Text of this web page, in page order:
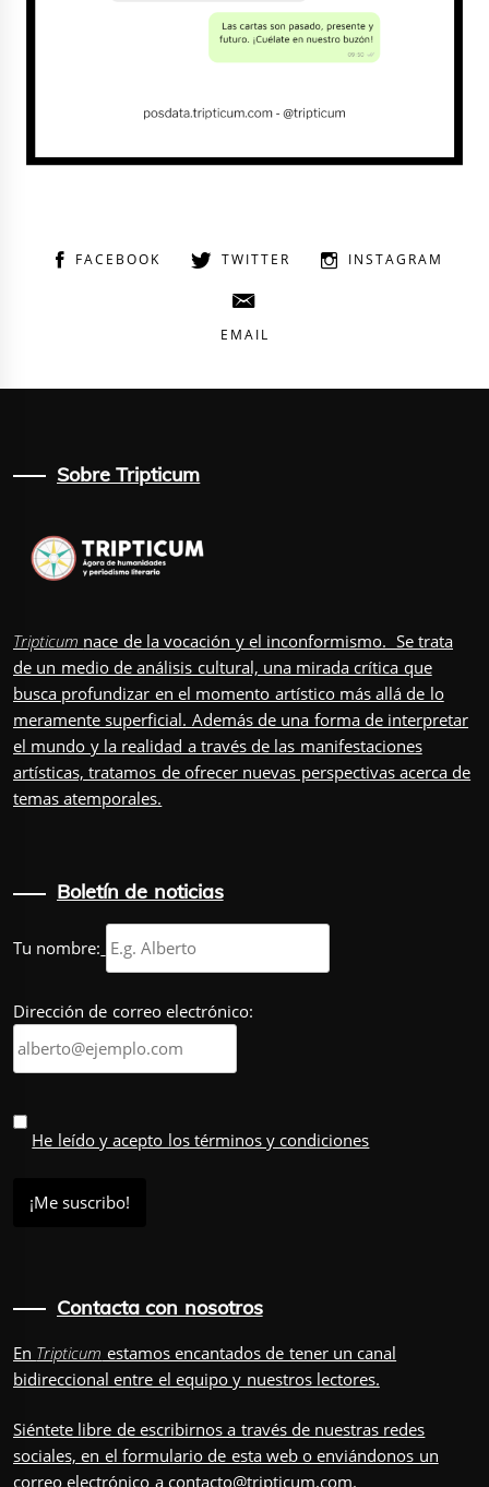
FACEBOOK TWITTER INSTAGRAM
EMAIL
Sobre Tripticum
Tripticum nace de la vocación y el inconformismo. Se trata
de un medio de análisis cultural, una mirada crítica que
busca profundizar en el momento artístico más allá de lo
meramente superficial. Además de una forma de interpretar
el mundo y la realidad a través de las manifestaciones
artísticas, tratamos de ofrecer nuevas perspectivas acerca de
temas atemporales.
Boletín de noticias
Tu nombre:
Dirección de correo electrónico:
He leído y acepto los términos y condiciones
Contacta con nosotros
En Tripticum estamos encantados de tener un canal
bidireccional entre el equipo y nuestros lectores.
Siéntete libre de escribirnos a través de nuestras redes
sociales, en el formulariode esta web o enviándonos un
correo electrónico a contacto@tripticum.com.